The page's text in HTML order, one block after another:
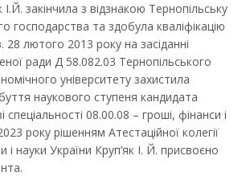
І.Й. закінчила з відзнакою Тернопільську
господарства та здобула кваліфікацію
28 лютого 2013 року на засіданні
ради Д 58.082.03 Тернопільського
університету захистила
наукового ступеня кандидата
спеціальності 08.00.08 – гроші, фінанси і
року рішенням Атестаційної колегії
і науки України Круп’як І. Й. присвоєно